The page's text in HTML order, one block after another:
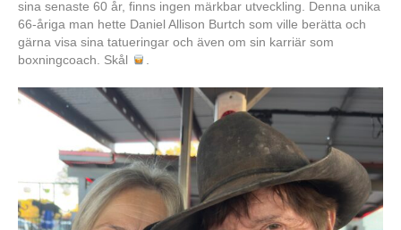
sina senaste 60 år, finns ingen märkbar utveckling. Denna unika
66-åriga man hette Daniel Allison Burtch som ville berätta och
gärna visa sina tatueringar och även om sin karriär som
boxningcoach. Skål